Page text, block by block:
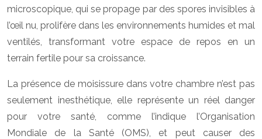
microscopique, qui se propage par des spores invisibles à
l’œil nu, prolifère dans les environnements humides et mal
ventilés, transformant votre espace de repos en un
terrain fertile pour sa croissance.
La présence de moisissure dans votre chambre n’est pas
seulement inesthétique, elle représente un réel danger
pour votre santé, comme l’indique l’Organisation
Mondiale de la Santé (OMS), et peut causer des